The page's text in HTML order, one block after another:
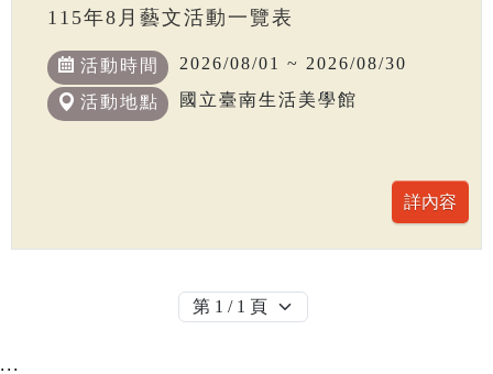
115年8月藝文活動一覽表
活動時間 2026/08/01 ~ 2026/08/30
活動地點 國立臺南生活美學館